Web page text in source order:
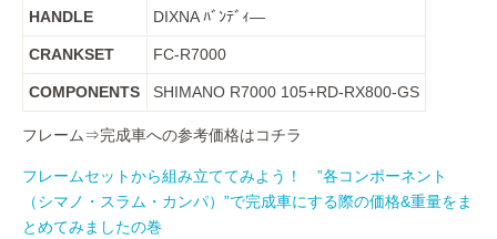
HANDLE DIXNA ﾊﾞﾝﾃﾞｨ―
CRANKSET FC-R7000
COMPONENTS SHIMANO R7000 105+RD-RX800-GS
フレーム⇒完成車への参考価格はコチラ
フレームセットから組み立ててみよう！ ”各コンポーネント
（シマノ・スラム・カンパ）”で完成車にする際の価格&重量をま
とめてみましたの巻